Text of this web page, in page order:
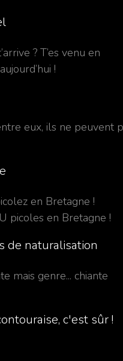
? T’es venu en
!
eux, ils ne peuvent
en Bretagne !
picoles en Bretagne !
de naturalisation
mais genre... chiante
c'est sûr !